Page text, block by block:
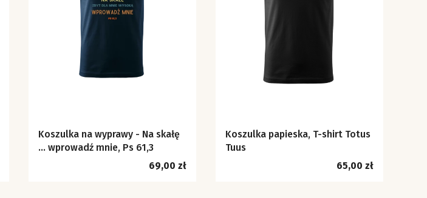
Koszulka na wyprawy - Na skałę
... wprowadź mnie, Ps 61,3
Cena
69,00 zł
Koszulka papieska, T-shirt Totus
Tuus
Cena
65,00 zł